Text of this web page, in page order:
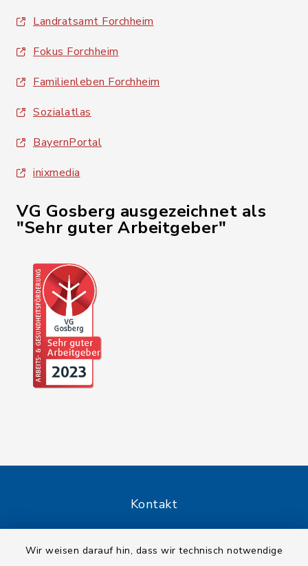
Wir weisen darauf hin, dass wir technisch notwendige
Landratsamt Forchheim
Fokus Forchheim
Familienleben Forchheim
Sozialatlas
BayernPortal
inixmedia
VG Gosberg ausgezeichnet als
"Sehr guter Arbeitgeber"
Kontakt